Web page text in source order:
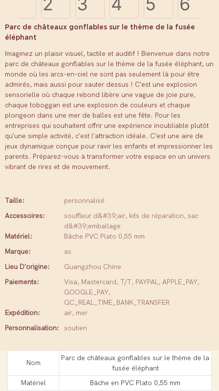
Parc de châteaux gonflables sur le thème de la fusée
éléphant
Imaginez un plaisir visuel, tactile et auditif ! Bienvenue dans notre
parc de châteaux gonflables sur le thème de la fusée éléphant, un
monde où les arcs-en-ciel ne sont pas seulement là pour être
admirés, mais aussi pour sauter dessus ! C'est une explosion
sensorielle où chaque rebond libère une vague de joie pure,
chaque toboggan est une explosion de couleurs et chaque
plongeon dans une mer de balles est une fête. Pour les
entreprises qui souhaitent offrir une expérience inoubliable plutôt
qu'une simple activité, c'est l'attraction idéale. C'est une aire de
jeux dynamique conçue pour ravir les enfants et impressionner les
parents. Préparez-vous à transformer votre espace en un univers
vibrant de rires et de mouvement.
Taille:
personnalisé
Accessoires:
souffleur d&#39;air, kits de réparation, sac
d&#39;emballage
Matériel:
Bâche PVC Plato 0,55 mm
Marque:
as
Lieu D'origine:
Guangzhou Chine
Paiements:
Visa, Mastercard, T/T, PAYPAL, APPLE_PAY,
GOOGLE_PAY,
GC_REAL_TIME_BANK_TRANSFER
Expédition:
air, mer
Personnalisation:
soutien
Nom
Parc de châteaux gonflables sur le thème de la
fusée éléphant
Matériel
Bâche en PVC Plato 0,55 mm